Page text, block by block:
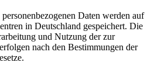
Daten werden auf
in Deutschland gespeichert. Die
und Nutzung der zur
nach den Bestimmungen der